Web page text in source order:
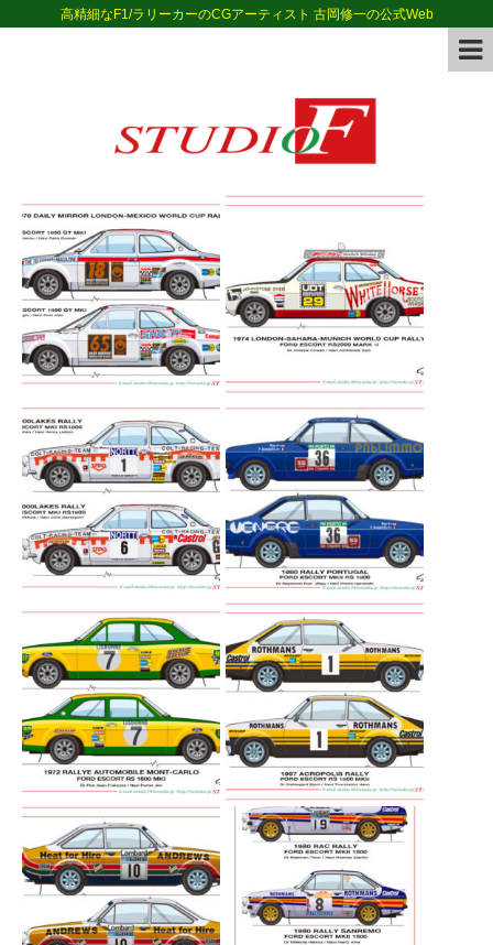
高精細なF1/ラリーカーのCGアーティスト 古岡修一の公式Web